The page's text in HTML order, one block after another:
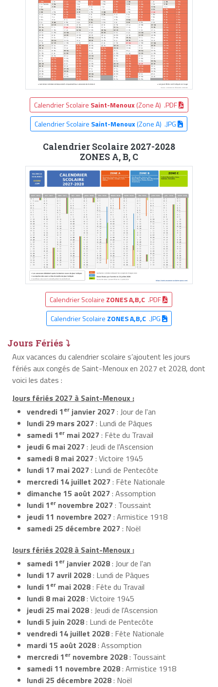
Calendrier Scolaire Saint-Menoux(Zone A) .PDF
Calendrier Scolaire Saint-Menoux(Zone A) .JPG
Calendrier Scolaire 2027-2028
ZONES A, B, C
Calendrier Scolaire ZONES A,B,C .PDF
Calendrier Scolaire ZONES A,B,C.JPG
Jours Fériés ⤵
Aux vacances du calendrier scolaire s’ajoutent les jours
fériés aux congés de Saint-Menoux en 2027 et 2028, dont
voici les dates :
Jours fériés 2027 à Saint-Menoux :
vendredi 1er janvier 2027: Jour de l'an
lundi 29 mars 2027: Lundi de Pâques
samedi 1er mai 2027: Fête du Travail
jeudi 6 mai 2027: Jeudi de l'Ascension
samedi 8 mai 2027: Victoire 1945
lundi 17 mai 2027: Lundi de Pentecôte
mercredi 14 juillet 2027: Fête Nationale
dimanche 15 août 2027: Assomption
lundi 1er novembre 2027: Toussaint
jeudi 11 novembre 2027: Armistice 1918
samedi 25 décembre 2027: Noël
Jours fériés 2028 à Saint-Menoux :
samedi 1er janvier 2028: Jour de l'an
lundi 17 avril 2028: Lundi de Pâques
lundi 1er mai 2028: Fête du Travail
lundi 8 mai 2028: Victoire 1945
jeudi 25 mai 2028: Jeudi de l'Ascension
lundi 5 juin 2028: Lundi de Pentecôte
vendredi 14 juillet 2028: Fête Nationale
mardi 15 août 2028: Assomption
mercredi 1er novembre 2028: Toussaint
samedi 11 novembre 2028: Armistice 1918
lundi 25 décembre 2028: Noël